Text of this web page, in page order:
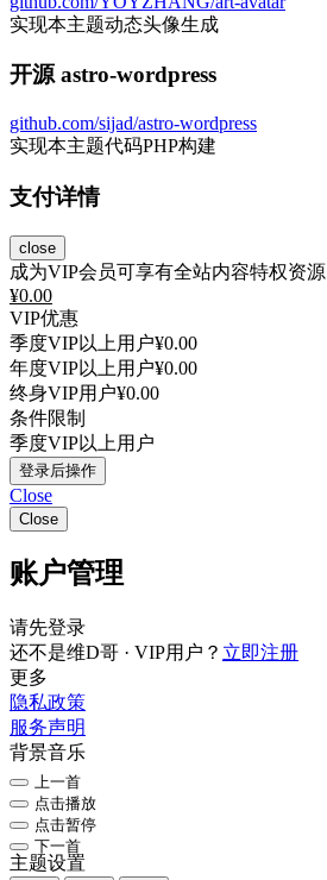
实现本主题动态头像生成
开源 astro-wordpress
github.com/sijad/astro-wordpress
实现本主题代码PHP构建
支付详情
close
成为VIP会员可享有全站内容特权资源
¥0.00
VIP优惠
季度VIP以上用户¥0.00
年度VIP以上用户¥0.00
终身VIP用户¥0.00
条件限制
季度VIP以上用户
登录后操作
Close
Close
账户管理
请先登录
还不是维D哥 · VIP用户？ 立即注册
更多
隐私政策
服务声明
背景音乐
上一首
点击播放
点击暂停
下一首
主题设置